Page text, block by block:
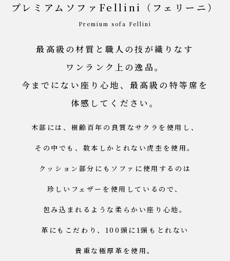
プレミアムソファFellini（フェリーニ）
Premium sofa Fellini
最高級の材質と 職人の技が織りなす
ワンランク上の逸品。
今までにない座り心地、 最高級の特等席を
体感してください。
木部には、 樹齢百年の良質なサクラを使用し、
その中でも、 数本しかとれない虎杢を使用。
クッション部分にも ソファに使用するのは
珍しいフェザーを使用しているので、
包み込まれるような柔らかい座り心地。
革にもこだわり、 100頭に1頭もとれない
貴重な極厚革を使用。